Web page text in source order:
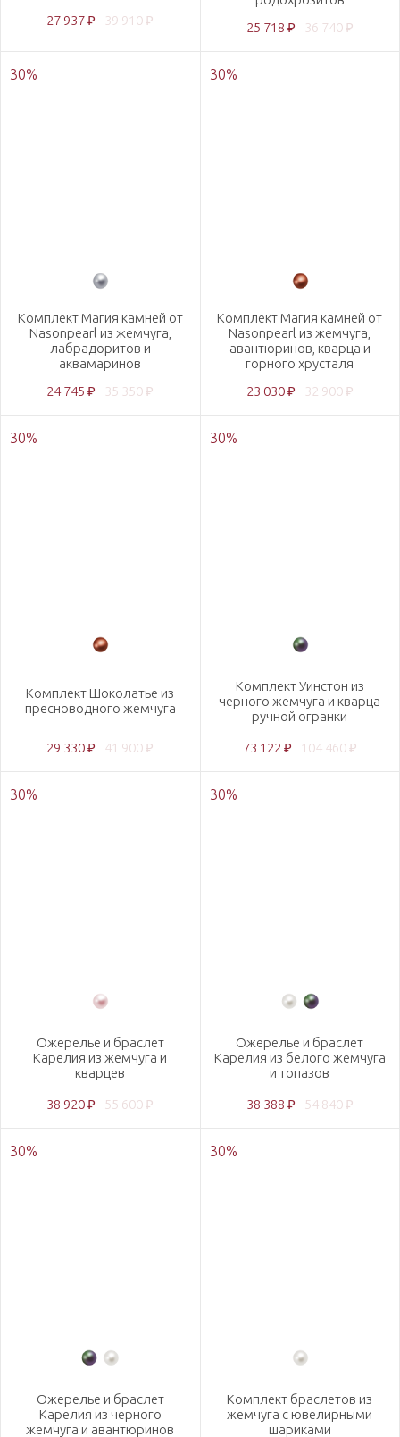
27 937 ₽ 39 910 ₽
25 718 ₽
36 740 ₽
30%
Комплект Магия камней от
Nasonpearl из жемчуга,
лабрадоритов и
аквамаринов
24 745 ₽
35 350 ₽
30%
Комплект Магия камней от
Nasonpearl из жемчуга,
авантюринов, кварца и
горного хрусталя
23 030 ₽
32 900 ₽
30%
Комплект Шоколатье из
пресноводного жемчуга
29 330 ₽ 41 900 ₽
30%
Комплект Уинстон из
черного жемчуга и кварца
ручной огранки
73 122 ₽ 104 460 ₽
30%
Ожерелье и браслет
Карелия из жемчуга и
кварцев
38 920 ₽ 55 600 ₽
30%
Ожерелье и браслет
Карелия из белого жемчуга
и топазов
38 388 ₽ 54 840 ₽
30%
Ожерелье и браслет
Карелия из черного
жемчуга и авантюринов
30%
Комплект браслетов из
жемчуга с ювелирными
шариками